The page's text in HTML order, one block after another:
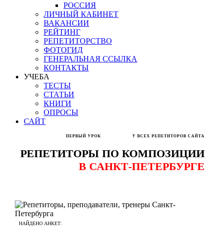
РОССИЯ
ЛИЧНЫЙ КАБИНЕТ
ВАКАНСИИ
РЕЙТИНГ
РЕПЕТИТОРСТВО
ФОТОГИД
ГЕНЕРАЛЬНАЯ ССЫЛКА
КОНТАКТЫ
УЧЕБА
ТЕСТЫ
СТАТЬИ
КНИГИ
ОПРОСЫ
САЙТ
ПЕРВЫЙ УРОК У ВСЕХ РЕПЕТИТОРОВ САЙТА
РЕПЕТИТОРЫ ПО КОМПОЗИЦИИ
В САНКТ-ПЕТЕРБУРГЕ
НАЙДЕНО АНКЕТ: